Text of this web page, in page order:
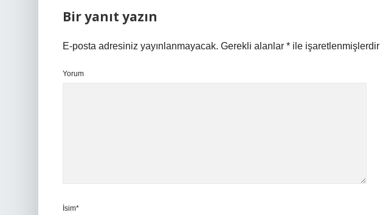
Bir yanıt yazın
E-posta adresiniz yayınlanmayacak. Gerekli alanlar * ile işaretlenmişlerdir
Yorum
İsim*